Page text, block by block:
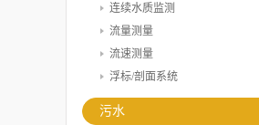
连续水质监测
流量测量
流速测量
浮标/剖面系统
污水